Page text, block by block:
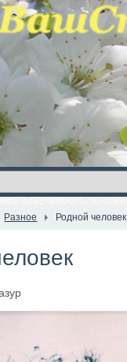
Разное Родной человек